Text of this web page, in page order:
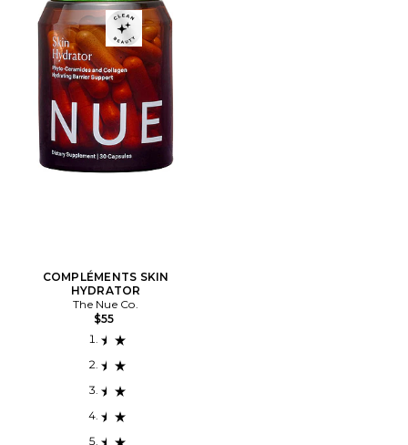
COMPLÉMENTS SKIN
HYDRATOR
The Nue Co.
$55